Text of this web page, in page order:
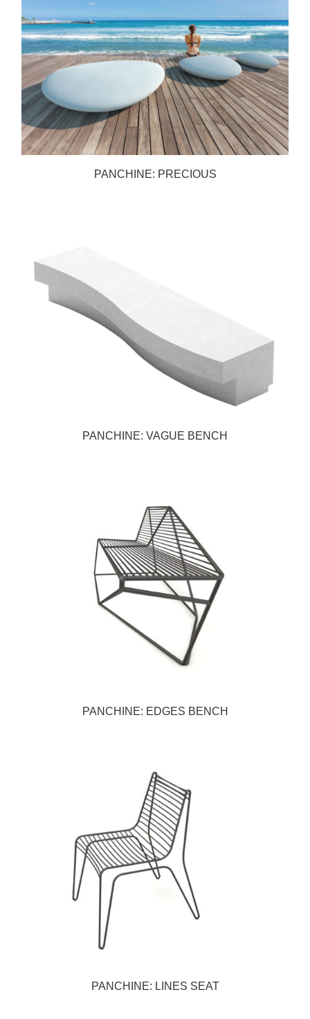
PANCHINE: PRECIOUS
PANCHINE: VAGUE BENCH
PANCHINE: EDGES BENCH
PANCHINE: LINES SEAT